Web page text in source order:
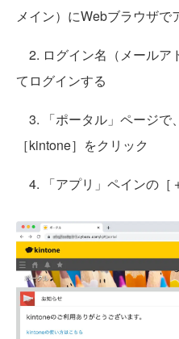
メイン）にWebブラウザで
2. ログイン名（メールア
てログインする
3. 「ポータル」ページで
［kintone］をクリック
4. 「アプリ」ペインの［